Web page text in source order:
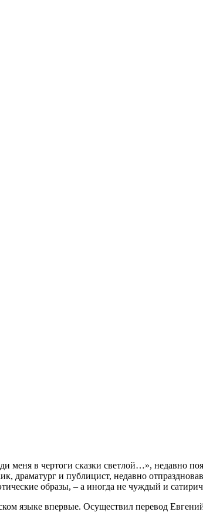
меня в чертоги сказки светлой…», недавно
драматург и публицист, недавно
образы, – а иногда не чуждый и
языке впервые. Осуществил перевод